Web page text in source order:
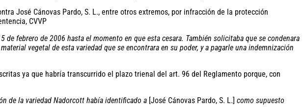
José Cánovas Pardo, S. L., entre otros extremos, por infracción de la protección
CVVP
febrero de 2006 hasta el momento en que esta cesara. También solicitaba que se condenara
vegetal de esta variedad que se encontrara en su poder, y a pagarle una indemnización
ya que habría transcurrido el plazo trienal del art. 96 del Reglamento porque, con
de la variedad Nadorcott había identificado a [José Cánovas Pardo, S. L.] como supuesto